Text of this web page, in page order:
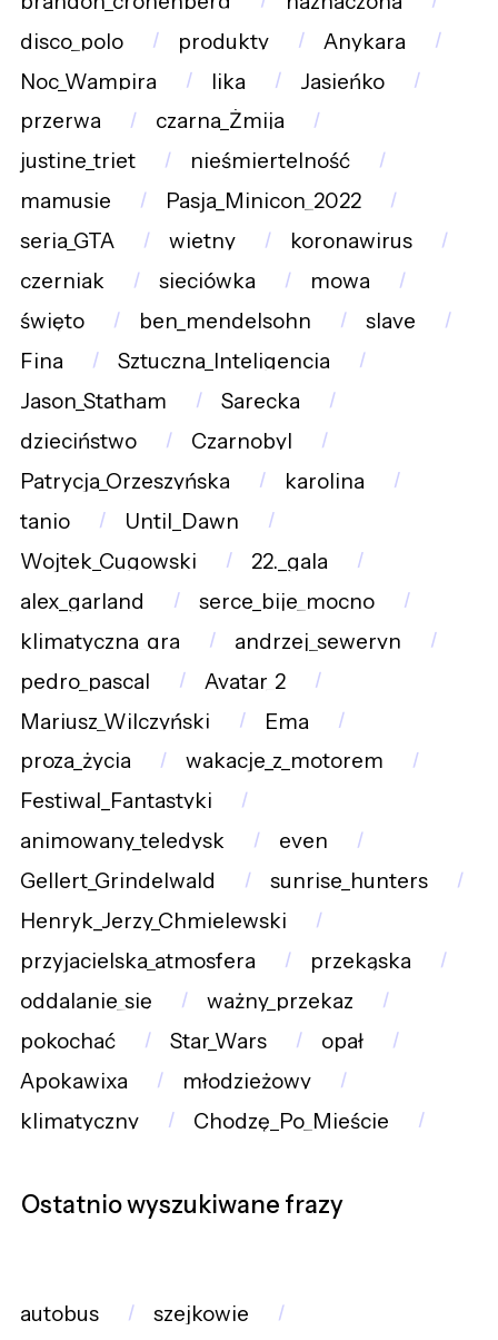
disco_polo
produkty
Anykara
Noc_Wampira
lika
Jasieńko
przerwa
czarna_Żmija
justine_triet
nieśmiertelność
mamusie
Pasja_Minicon_2022
seria_GTA
wietny
koronawirus
czerniak
sieciówka
mowa
święto
ben_mendelsohn
slave
Fina
Sztuczna_Inteligencja
Jason_Statham
Sarecka
dzieciństwo
Czarnobyl
Patrycja_Orzeszyńska
karolina
tanio
Until_Dawn
Wojtek_Cugowski
22._gala
alex_garland
serce_bije_mocno
klimatyczna_gra
andrzej_seweryn
pedro_pascal
Avatar_2
Mariusz_Wilczyński
Ema
proza_życia
wakacje_z_motorem
Festiwal_Fantastyki
animowany_teledysk
even
Gellert_Grindelwald
sunrise_hunters
Henryk_Jerzy_Chmielewski
przyjacielska_atmosfera
przekąska
oddalanie_się
ważny_przekaz
pokochać
Star_Wars
opał
Apokawixa
młodzieżowy
klimatyczny
Chodzę_Po_Mieście
Ostatnio wyszukiwane frazy
autobus
szejkowie